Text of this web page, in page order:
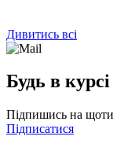
Дивитись всі
Будь в курсі
Підпишись на
Підписатися